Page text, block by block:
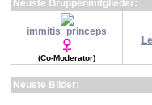
Neuste Gruppenmitglieder:
immitis_princeps
(Co-Moderator)
Neuste Bilder: